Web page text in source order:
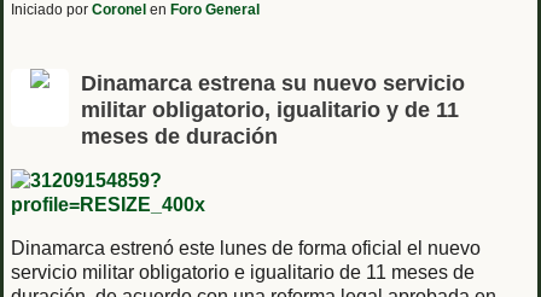
Iniciado por Coronel en Foro General
Dinamarca estrena su nuevo servicio
militar obligatorio, igualitario y de 11
meses de duración
Dinamarca estrenó este lunes de forma oficial el nuevo
servicio militar obligatorio e igualitario de 11 meses de